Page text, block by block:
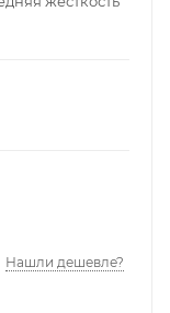
Нашли дешевле?